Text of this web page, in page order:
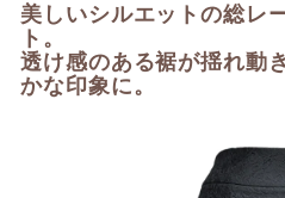
美しいシルエットの総レ
ト。
透け感のある裾が揺れ動
かな印象に。